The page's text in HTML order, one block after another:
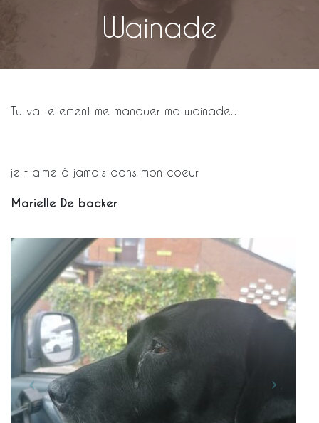
Wainade
Tu va tellement me manquer ma wainade…
je t aime à jamais dans mon coeur
Marielle De backer